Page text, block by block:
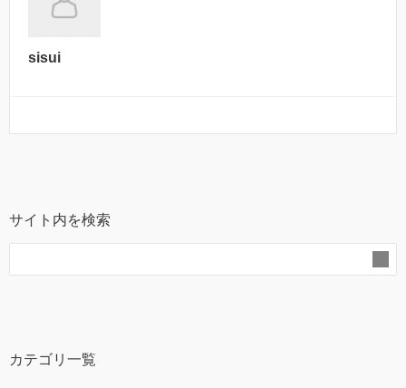
sisui
サイト内を検索
カテゴリ一覧